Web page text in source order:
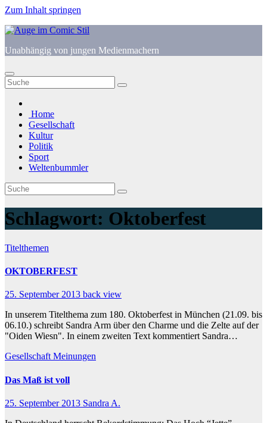
Zum Inhalt springen
Unabhängig von jungen Medienmachern
Home
Gesellschaft
Kultur
Politik
Sport
Weltenbummler
Schlagwort: Oktoberfest
Titelthemen
OKTOBERFEST
25. September 2013 back view
In unserem Titelthema zum 180. Oktoberfest in München (21.09. bis
06.10.) schreibt Sandra Arm über den Charme und die Zelte auf der
"Oiden Wiesn". In einem zweiten Text kommentiert Sandra…
GesellschaftMeinungen
Das Maß ist voll
25. September 2013 Sandra A.